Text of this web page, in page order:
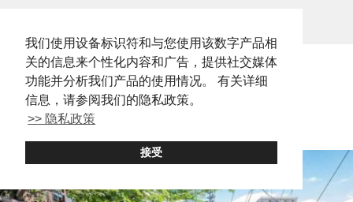
我们使用设备标识符和与您使用该数字产品相
关的信息来个性化内容和广告，提供社交媒体
功能并分析我们产品的使用情况。 有关详细
信息，请参阅我们的隐私政策。
>> 隐私政策
接受
Tokyo: Things to Do